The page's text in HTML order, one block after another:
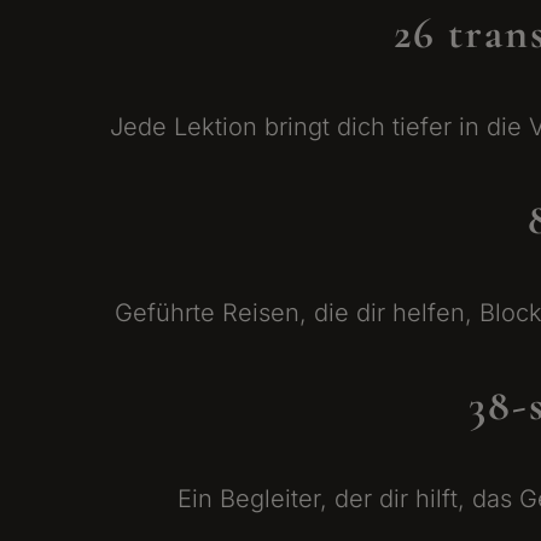
26
Jede Lektion bringt dich tiefer in die
Geführte Reisen, die dir helfen,
Ein Begleiter, der dir hilft, das